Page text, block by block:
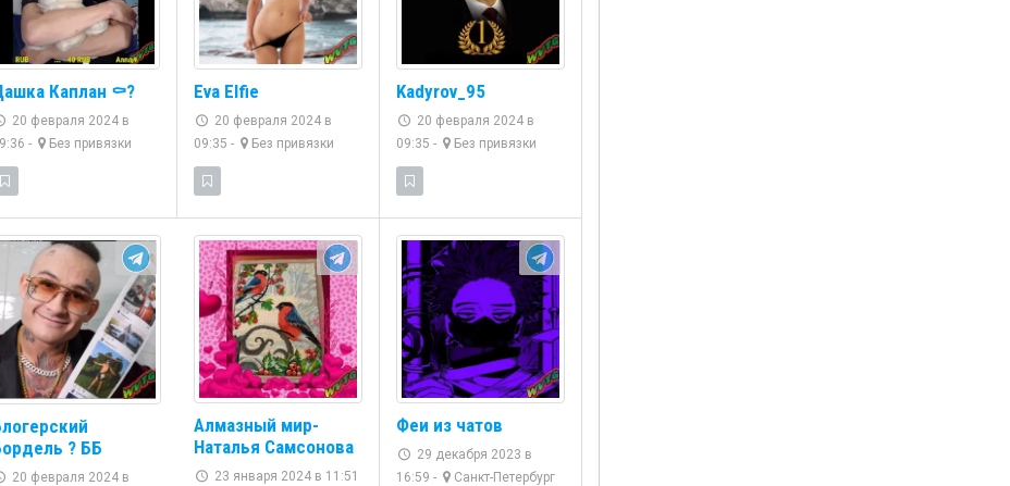
Каплан ⚰️?
20 февраля 2024 в
-
Без привязки
Eva Elfie
20 февраля 2024 в
09:35 -
Без привязки
Kadyrov_95
20 февраля 2024 в
09:35 -
Без привязки
? ББ
20 февраля 2024 в
Алмазный мир-
Наталья Самсонова
23 января 2024 в 11:51
Феи из чатов
29 декабря 2023 в
16:59 -
Санкт-Петербург